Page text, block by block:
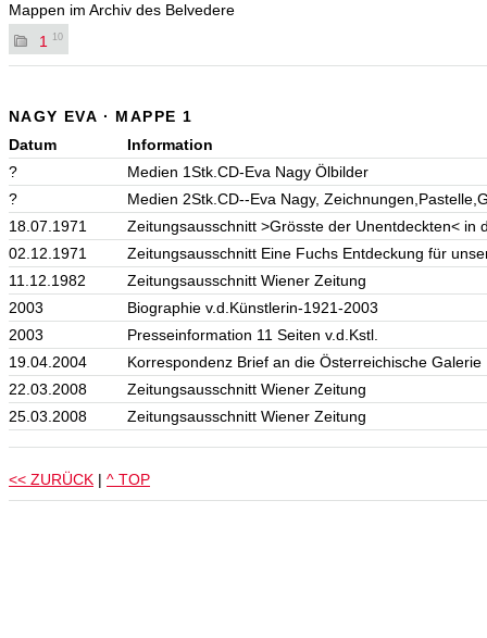
Mappen im Archiv des Belvedere
1
10
NAGY EVA · MAPPE 1
Datum
Information
?
Medien 1Stk.CD-Eva Nagy Ölbilder
?
Medien 2Stk.CD--Eva Nagy,
18.07.1971
Zeitungsausschnitt >Grösste der Unentdeckten< in
02.12.1971
Zeitungsausschnitt Eine Fuchs Entdeckung für
11.12.1982
Zeitungsausschnitt Wiener Zeitung
2003
Biographie v.d.Künstlerin-1921-2003
2003
Presseinformation 11 Seiten v.d.Kstl.
19.04.2004
Korrespondenz Brief an die Österreichische
22.03.2008
Zeitungsausschnitt Wiener Zeitung
25.03.2008
Zeitungsausschnitt Wiener Zeitung
<< ZURÜCK | ^ TOP